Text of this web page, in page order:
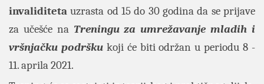
invaliditeta uzrasta od 15 do 30 godina da se prijave
za učešće na Treningu za umrežavanje mladih i
vršnjačku podrškukoji će biti održan u periodu 8 -
11. aprila 2021.